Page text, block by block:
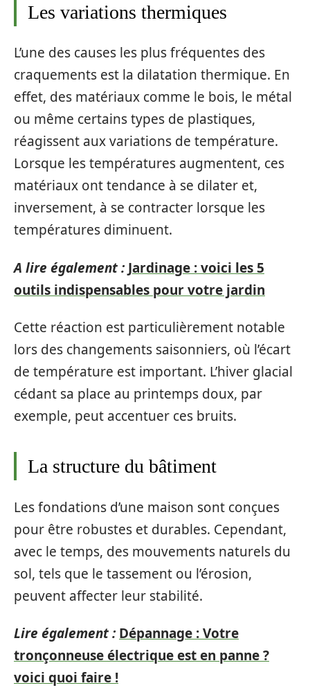
Les variations thermiques
L’une des causes les plus fréquentes des
craquements est la dilatation thermique. En
effet, des matériaux comme le bois, le métal
ou même certains types de plastiques,
réagissent aux variations de température.
Lorsque les températures augmentent, ces
matériaux ont tendance à se dilater et,
inversement, à se contracter lorsque les
températures diminuent.
A lire également : Jardinage : voici les 5
outils indispensables pour votre jardin
Cette réaction est particulièrement notable
lors des changements saisonniers, où l’écart
de température est important. L’hiver glacial
cédant sa place au printemps doux, par
exemple, peut accentuer ces bruits.
La structure du bâtiment
Les fondations d’une maison sont conçues
pour être robustes et durables. Cependant,
avec le temps, des mouvements naturels du
sol, tels que le tassement ou l’érosion,
peuvent affecter leur stabilité.
Lire également : Dépannage : Votre
tronçonneuse électrique est en panne ?
voici quoi faire !